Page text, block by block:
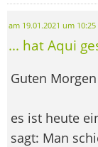
am 19.01.2021 um
... hat Aqui
Guten
es ist heute
sagt: Man